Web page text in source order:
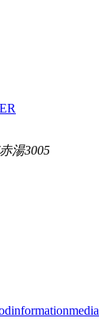
湯3005
informationmedia